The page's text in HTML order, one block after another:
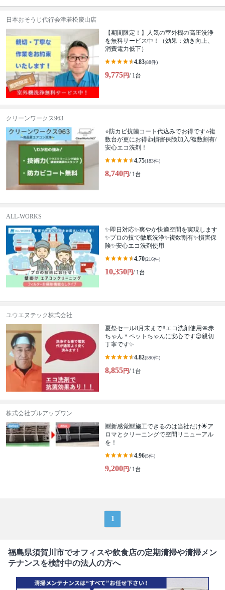
日本おそうじ代行会津若松慶山店
【期間限定！】人気の室外機の高圧洗浄
を無料サービス中！（効果：効き向上、
消費電力低下）
4.83(88件)
9,775円/ 1台
クリーンワークス963
⭐防カビ抗菌コート代込みでお得です⭐複
数台が更にお得👍損害保険加入/複数割有/
安心エコ洗剤！
4.75(183件)
8,740円/ 1台
ALL-WORKS
✨即日対応✨爽やか快適空間を実現します
✨プロの技で徹底洗浄✨複数割有✨損害保
険✨安心エコ洗剤使用
4.70(216件)
10,350円/ 1台
ユウエヌテック株式会社
夏祭セール8月末まで‼エコ洗剤使用🧼赤
ちゃん＊ペットちゃんに安心です😊親切
丁寧です✨
4.82(590件)
8,855円/ 1台
株式会社プルアップワン
🆕新感覚🆕施工できるのは当社だけ🌟ア
ロマとクリーニングで空間リニューアル
を！
4.96(5件)
9,200円/ 1台
1
福島県須賀川市でオフィスや飲食店の定期清掃や清掃メン
テナンスを検討中の法人の方へ